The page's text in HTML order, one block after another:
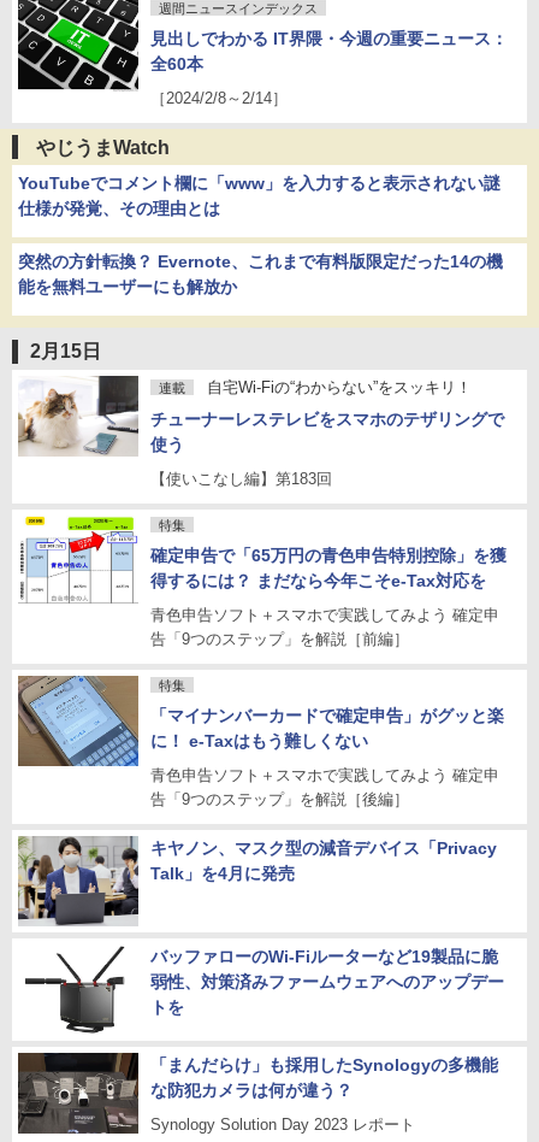
週間ニュースインデックス
見出しでわかる IT界隈・今週の重要ニュース：
全60本
［2024/2/8～2/14］
やじうまWatch
YouTubeでコメント欄に「www」を入力すると表示されない謎
仕様が発覚、その理由とは
突然の方針転換？ Evernote、これまで有料版限定だった14の機
能を無料ユーザーにも解放か
2月15日
連載 自宅Wi-Fiの“わからない”をスッキリ！
チューナーレステレビをスマホのテザリングで
使う
【使いこなし編】第183回
特集
確定申告で「65万円の青色申告特別控除」を獲
得するには？ まだなら今年こそe-Tax対応を
青色申告ソフト＋スマホで実践してみよう 確定申
告「9つのステップ」を解説［前編］
特集
「マイナンバーカードで確定申告」がグッと楽
に！ e-Taxはもう難しくない
青色申告ソフト＋スマホで実践してみよう 確定申
告「9つのステップ」を解説［後編］
キヤノン、マスク型の減音デバイス「Privacy
Talk」を4月に発売
バッファローのWi-Fiルーターなど19製品に脆
弱性、対策済みファームウェアへのアップデー
トを
「まんだらけ」も採用したSynologyの多機能
な防犯カメラは何が違う？
Synology Solution Day 2023 レポート